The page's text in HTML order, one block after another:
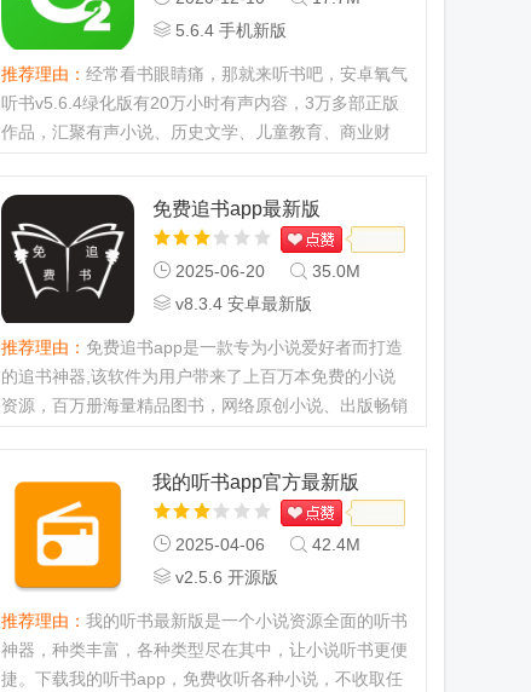
5.6.4 手机新版
推荐理由： 经常看书眼睛痛，那就来听书吧，安卓氧气
听书v5.6.4绿化版有20万小时有声内容，3万多部正版
作品，汇聚有声小说、历史文学、儿童教育、商业财
免费追书app最新版
2025-06-20
35.0M
v8.3.4 安卓最新版
推荐理由： 免费追书app是一款专为小说爱好者而打造
的追书神器,该软件为用户带来了上百万本免费的小说
资源，百万册海量精品图书，网络原创小说、出版畅销
我的听书app官方最新版
2025-04-06
42.4M
v2.5.6 开源版
推荐理由： 我的听书最新版是一个小说资源全面的听书
神器，种类丰富，各种类型尽在其中，让小说听书更便
捷。下载我的听书app，免费收听各种小说，不收取任